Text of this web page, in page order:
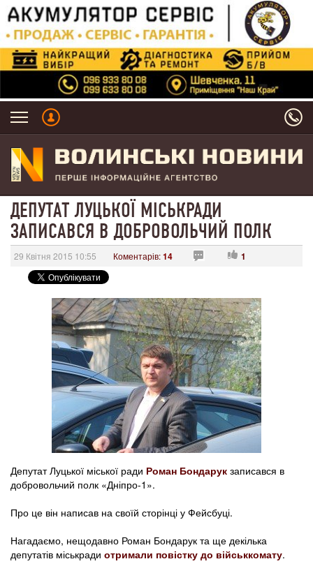
ДЕПУТАТ ЛУЦЬКОЇ МІСЬКРАДИ
ЗАПИСАВСЯ В ДОБРОВОЛЬЧИЙ ПОЛК
29 Квітня 2015 10:55 Коментарів:14 1
Депутат Луцької міської ради Роман Бондарук записався в
добровольчий полк «Дніпро-1».
Про це він написав на своїй сторінці у Фейсбуці.
Нагадаємо, нещодавно Роман Бондарук та ще декілька
депутатів міськради отримали повістку до військкомату.